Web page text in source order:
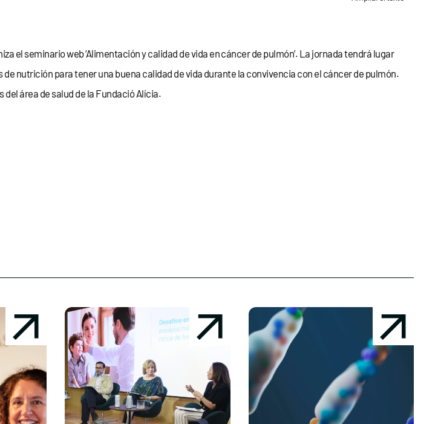
el seminario web ‘Alimentación y calidad de vida en cáncer de pulmón’. La jornada tendrá lugar
nutrición para tener una buena calidad de vida durante la convivencia con el cáncer de pulmón.
área de salud de la Fundació Alícia.